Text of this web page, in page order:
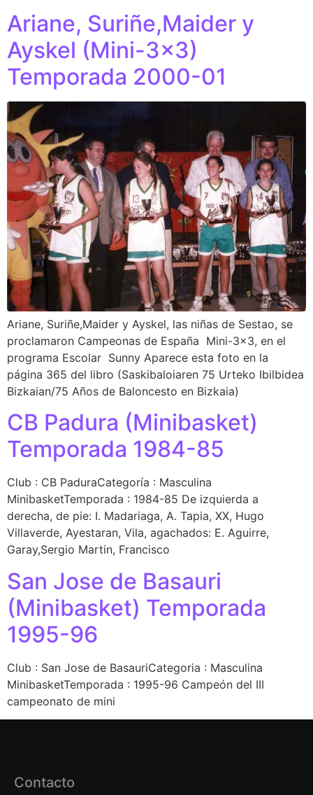
Ariane, Suriñe,Maider y
Ayskel (Mini-3×3)
Temporada 2000-01
Ariane, Suriñe,Maider y Ayskel, las niñas de Sestao, se
proclamaron Campeonas de España Mini-3×3, en el
programa Escolar Sunny Aparece esta foto en la
página 365 del libro (Saskibaloiaren 75 Urteko Ibilbidea
Bizkaian/75 Años de Baloncesto en Bizkaia)
CB Padura (Minibasket)
Temporada 1984-85
Club : CB PaduraCategoría : Masculina
MinibasketTemporada : 1984-85 De izquierda a
derecha, de pie: I. Madariaga, A. Tapia, XX, Hugo
Villaverde, Ayestaran, Vila, agachados: E. Aguirre,
Garay,Sergio Martin, Francisco
San Jose de Basauri
(Minibasket) Temporada
1995-96
Club : San Jose de BasauriCategoria : Masculina
MinibasketTemporada : 1995-96 Campeón del III
campeonato de mini
Contacto